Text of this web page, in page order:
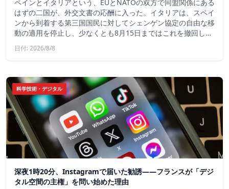
ペインとイタリアという、EUとNATOの双方で同盟関係にある
はずの二国が、外交文書の応酬に入った。イタリアは、スペイ
ンから到着する第三国国民に対してシェンゲン協定の自由な移
動の適用を停止し、少なくとも8月15日まではこれを撤回し…
日付: 2026/8/8
科学技術・デジタル
深夜1時20分、Instagramで届いた勧誘――フランスが「デジ
タル空間の主権」を問い始めた理由